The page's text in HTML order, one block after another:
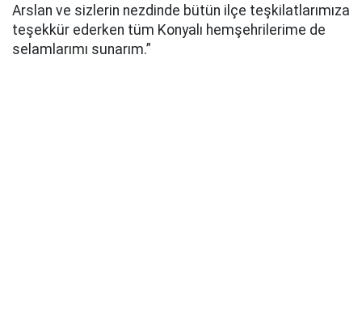
Arslan ve sizlerin nezdinde bütün ilçe teşkilatlarımıza
teşekkür ederken tüm Konyalı hemşehrilerime de
selamlarımı sunarım.”